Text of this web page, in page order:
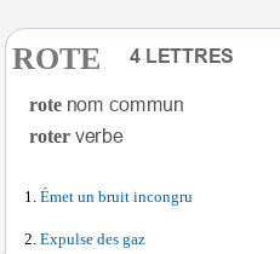
ROTE
rote
roter
Émet un bruit incongru
Expulse des gaz